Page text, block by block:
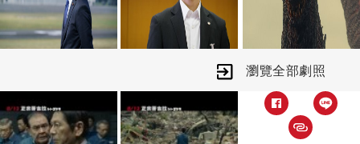
真宏 x 鬼才模型大師竹谷隆之 重塑日
本經典哥吉拉
★ 長谷川博己 x 竹野內豐 x 石原聰美
★ 高良健吾、市川實日子、前田敦子、
瀏覽全部劇照